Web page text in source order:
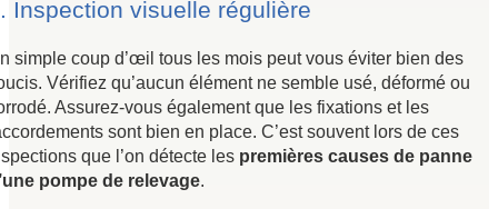
Inspection visuelle régulière
simple coup d’œil tous les mois peut vous éviter bien des
Vérifiez qu’aucun élément ne semble usé, déformé ou
Assurez-vous également que les fixations et les
sont bien en place. C’est souvent lors de ces
que l’on détecte les premières causes de panne
pompe de relevage.